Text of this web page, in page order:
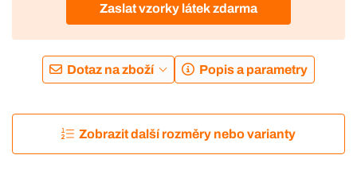
Zaslat vzorky látek zdarma
Dotaz na zboží Popis a parametry
Zobrazit další rozměry nebo varianty